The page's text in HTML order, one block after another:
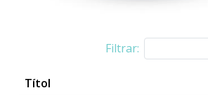
Filtrar:
Títol